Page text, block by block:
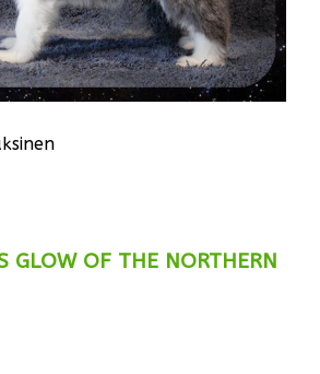
GLOW OF THE NORTHERN